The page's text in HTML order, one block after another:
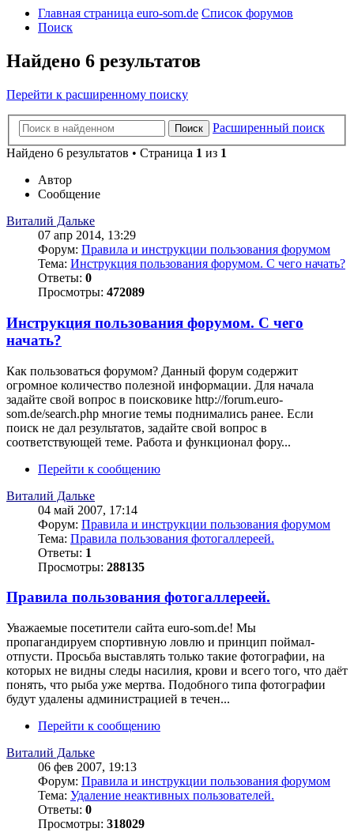
Главная страница euro-som.de Список форумов
Поиск
Найдено 6 результатов
Перейти к расширенному поиску
Поиск
Расширенный поиск
Найдено 6 результатов • Страница 1 из 1
Автор
Сообщение
Виталий Дальке
07 апр 2014, 13:29
Форум: Правила и инструкции пользования форумом
Тема: Инструкция пользования форумом. С чего начать?
Ответы: 0
Просмотры: 472089
Инструкция пользования форумом. С чего
начать?
Как пользоваться форумом? Данный форум содержит
огромное количество полезной информации. Для начала
задайте свой вопрос в поисковике http://forum.euro-
som.de/search.php многие темы поднимались ранее. Если
поиск не дал результатов, задайте свой вопрос в
соответствующей теме. Работа и функционал фору...
Перейти к сообщению
Виталий Дальке
04 май 2007, 17:14
Форум: Правила и инструкции пользования форумом
Тема: Правила пользования фотогаллереей.
Ответы: 1
Просмотры: 288135
Правила пользования фотогаллереей.
Уважаемые посетители сайта euro-som.de! Мы
пропагандируем спортивную ловлю и принцип поймал-
отпусти. Просьба выставлять только такие фотографии, на
которых не видны следы насилия, крови и всего того, что даёт
понять, что рыба уже мертва. Подобного типа фотографии
будут удалены администрацией в течен...
Перейти к сообщению
Виталий Дальке
06 фев 2007, 19:13
Форум: Правила и инструкции пользования форумом
Тема: Удаление неактивных пользователей.
Ответы: 0
Просмотры: 318029